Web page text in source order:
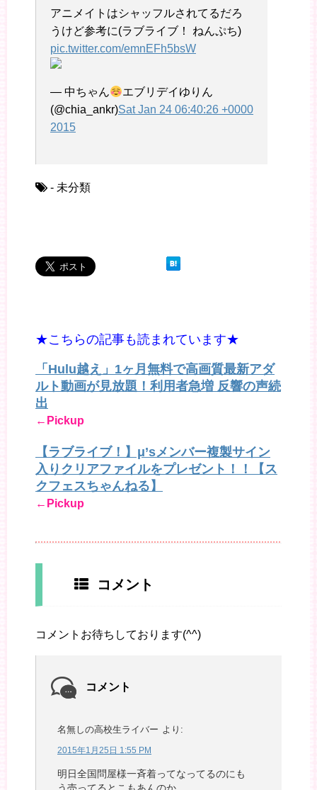
アニメイトはシャッフルされてるだろ
うけど参考に(ラブライブ！ ねんぷち)
pic.twitter.com/emnEFh5bsW
— 中ちゃん
エブリデイゆりん
(@chia_ankr)Sat Jan 24 06:40:26 +0000
2015
- 未分類
★こちらの記事も読まれています★
「Hulu越え」1ヶ月無料で高画質最新アダ
ルト動画が見放題！利用者急増 反響の声続
出
←Pickup
【ラブライブ！】μ’sメンバー複製サイン
入りクリアファイルをプレゼント！！【ス
クフェスちゃんねる】
←Pickup
コメント
コメントお待ちしております(^^)
コメント
名無しの高校生ライバー より:
2015年1月25日 1:55 PM
明日全国問屋様一斉着ってなってるのにも